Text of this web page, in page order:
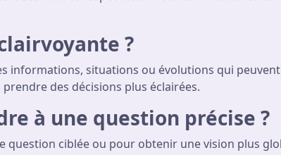
?
informations, situations ou évolutions qui peuvent
des décisions plus éclairées.
à une question précise ?
question ciblée ou pour obtenir une vision plus